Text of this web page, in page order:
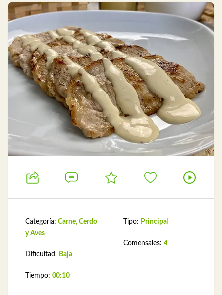
Categoría: Carne, Cerdo
y Aves
Dificultad: Baja
Tiempo: 00:10
Tipo: Principal
Comensales: 4